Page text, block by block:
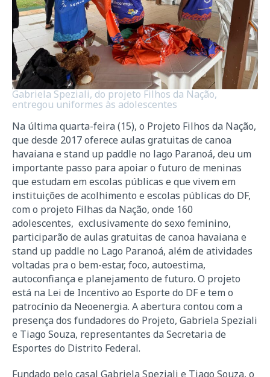
Gabriela Speziali, do projeto Filhos da Nação,
entregou uniformes às adolescentes
Na última quarta-feira (15), o Projeto Filhos da Nação,
que desde 2017 oferece aulas gratuitas de canoa
havaiana e stand up paddle no lago Paranoá, deu um
importante passo para apoiar o futuro de meninas
que estudam em escolas públicas e que vivem em
instituições de acolhimento e escolas públicas do DF,
com o projeto Filhas da Nação, onde 160
adolescentes, exclusivamente do sexo feminino,
participarão de aulas gratuitas de canoa havaiana e
stand up paddle no Lago Paranoá, além de atividades
voltadas pra o bem-estar, foco, autoestima,
autoconfiança e planejamento de futuro. O projeto
está na Lei de Incentivo ao Esporte do DF e tem o
patrocínio da Neoenergia. A abertura contou com a
presença dos fundadores do Projeto, Gabriela Speziali
e Tiago Souza, representantes da Secretaria de
Esportes do Distrito Federal.
Fundado pelo casal Gabriela Speziali e Tiago Souza, o